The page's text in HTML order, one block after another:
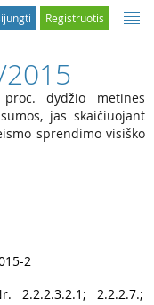
Registruotis
2015
dydžio metines
jas skaičiuojant
sprendimo visiško
2
2.2.2.3.2.1; 2.2.2.7.;